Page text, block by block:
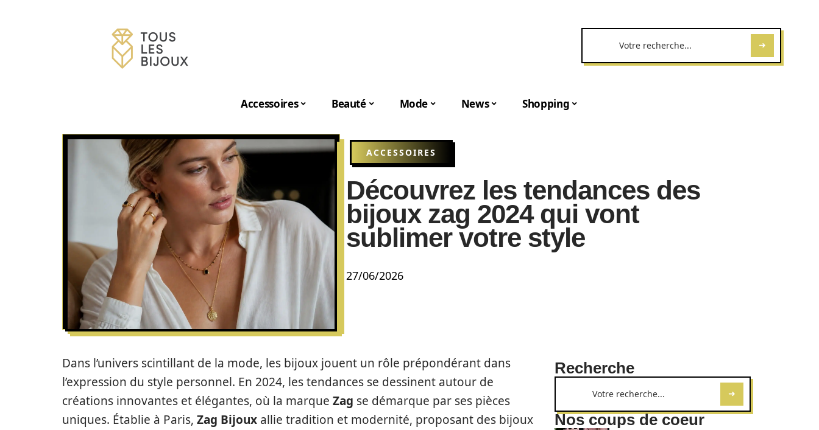
Accessoires Beauté Mode News Shopping
ACCESSOIRES
Découvrez les tendances des
bijoux zag 2024 qui vont
sublimer votre style
27/06/2026
Dans l’univers scintillant de la mode, les bijoux jouent un rôle prépondérant dans
l’expression du style personnel. En 2024, les tendances se dessinent autour de
créations innovantes et élégantes, où la marque Zag se démarque par ses pièces
uniques. Établie à Paris, Zag Bijoux allie tradition et modernité, proposant des bijoux
Recherche
Nos coups de coeur